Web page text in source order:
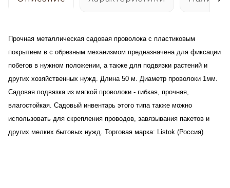
Прочная металлическая садовая проволока с пластиковым
покрытием в с обрезным механизмом предназначена для фиксации
побегов в нужном положении, а также для подвязки растений и
других хозяйственных нужд. Длина 50 м. Диаметр проволоки 1мм.
Садовая подвязка из мягкой проволоки - гибкая, прочная,
влагостойкая. Садовый инвентарь этого типа также можно
использовать для скрепления проводов, завязывания пакетов и
других мелких бытовых нужд. Торговая марка: Listok (Россия)